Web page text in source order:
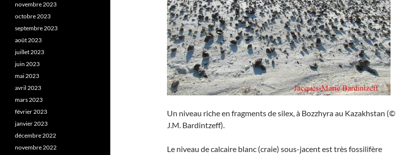
Un niveau riche en fragments de silex, à Bozzhyra au Kazakhstan (©
J.M. Bardintzeff).
Le niveau de calcaire blanc (craie) sous-jacent est très fossilifère
novembre 2023
octobre 2023
septembre 2023
août 2023
juillet 2023
juin 2023
mai 2023
avril 2023
mars 2023
février 2023
janvier 2023
décembre 2022
novembre 2022